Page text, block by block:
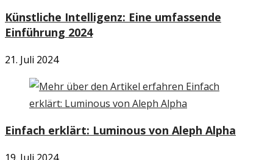
Künstliche Intelligenz: Eine umfassende
Einführung 2024
21. Juli 2024
Einfach erklärt: Luminous von Aleph Alpha